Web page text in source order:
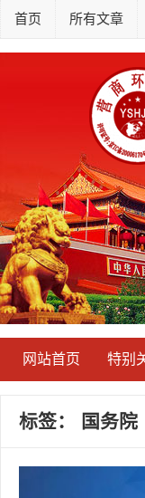
首页 所有文章
网站首页 特别
标签： 国务院